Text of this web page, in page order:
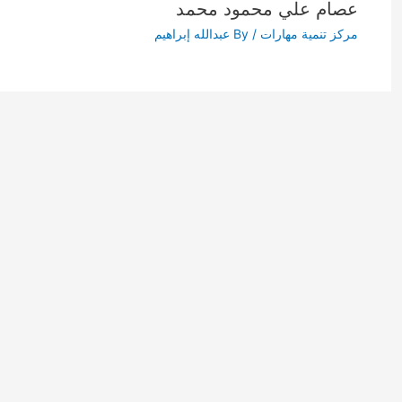
عصام علي محمود محمد
مركز تنمية مهارات / By عبدالله إبراهيم